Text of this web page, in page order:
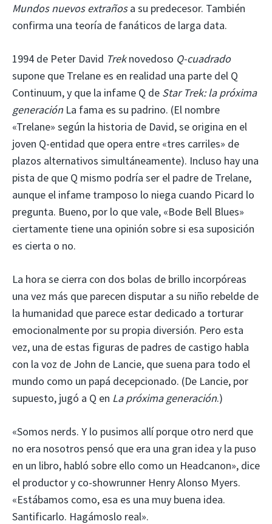
Mundos nuevos extrañosa su predecesor. También
confirma una teoría de fanáticos de larga data.
1994 de Peter David Treknovedoso Q-cuadrado
supone que Trelane es en realidad una parte del Q
Continuum, y que la infame Q de Star Trek: la próxima
generación La fama es su padrino. (El nombre
«Trelane» según la historia de David, se origina en el
joven Q-entidad que opera entre «tres carriles» de
plazos alternativos simultáneamente). Incluso hay una
pista de que Q mismo podría ser el padre de Trelane,
aunque el infame tramposo lo niega cuando Picard lo
pregunta. Bueno, por lo que vale, «Bode Bell Blues»
ciertamente tiene una opinión sobre si esa suposición
es cierta o no.
La hora se cierra con dos bolas de brillo incorpóreas
una vez más que parecen disputar a su niño rebelde de
la humanidad que parece estar dedicado a torturar
emocionalmente por su propia diversión. Pero esta
vez, una de estas figuras de padres de castigo habla
con la voz de John de Lancie, que suena para todo el
mundo como un papá decepcionado. (De Lancie, por
supuesto, jugó a Q en La próxima generación.)
«Somos nerds. Y lo pusimos allí porque otro nerd que
no era nosotros pensó que era una gran idea y la puso
en un libro, habló sobre ello como un Headcanon», dice
el productor y co-showrunner Henry Alonso Myers.
«Estábamos como, esa es una muy buena idea.
Santificarlo. Hagámoslo real».